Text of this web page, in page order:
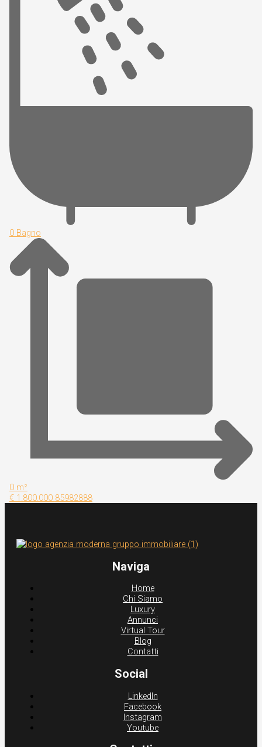
0 Bagno
0 m²
€ 1.800.000 85982888
Naviga
Home
Chi Siamo
Luxury
Annunci
Virtual Tour
Blog
Contatti
Social
LinkedIn
Facebook
Instagram
Youtube